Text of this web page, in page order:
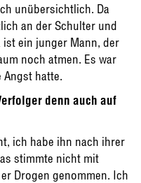
unübersichtlich. Da
an der Schulter und
ist ein junger Mann, der
noch atmen. Es war
hatte.
denn auch auf
ich habe ihn nach ihrer
stimmte nicht mit
Drogen genommen. Ich